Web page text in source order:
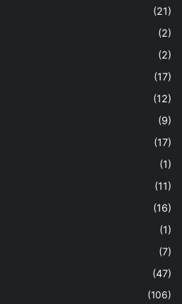
(21)
(2)
(2)
(17)
(12)
(9)
(17)
(1)
(11)
(16)
(1)
(7)
(47)
(106)